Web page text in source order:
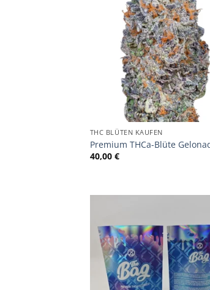
THC BLÜTEN KAUFEN
Premium THCa-Blüte
40,00 €